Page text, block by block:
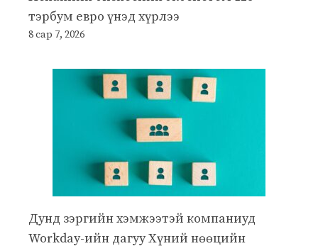
тэрбум евро үнэд хүрлээ
8 сар 7, 2026
Дунд зэргийн хэмжээтэй компаниуд
Workday-ийн дагуу Хүний нөөцийн